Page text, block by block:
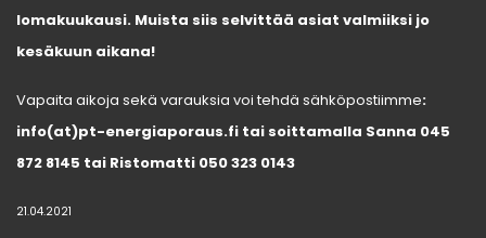
lomakuukausi. Muista siis selvittää asiat valmiiksi jo
kesäkuun aikana!
Vapaita aikoja sekä varauksia voi tehdä sähköpostiimme:
info(at)pt-energiaporaus.fi tai soittamalla Sanna 045
872 8145 tai Ristomatti 050 323 0143
21.04.2021